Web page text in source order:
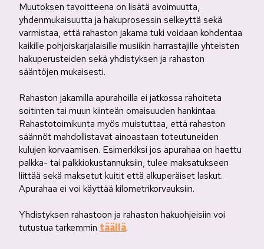
Muutoksen tavoitteena on lisätä avoimuutta,
yhdenmukaisuutta ja hakuprosessin selkeyttä sekä
varmistaa, että rahaston jakama tuki voidaan kohdentaa
kaikille pohjoiskarjalaisille musiikin harrastajille yhteisten
hakuperusteiden sekä yhdistyksen ja rahaston
sääntöjen mukaisesti.
Rahaston jakamilla apurahoilla ei jatkossa rahoiteta
soitinten tai muun kiinteän omaisuuden hankintaa.
Rahastotoimikunta myös muistuttaa, että rahaston
säännöt mahdollistavat ainoastaan toteutuneiden
kulujen korvaamisen. Esimerkiksi jos apurahaa on haettu
palkka- tai palkkiokustannuksiin, tulee maksatukseen
liittää sekä maksetut kuitit että alkuperäiset laskut.
Apurahaa ei voi käyttää kilometrikorvauksiin.
Yhdistyksen rahastoon ja rahaston hakuohjeisiin voi
tutustua tarkemmin täällä.